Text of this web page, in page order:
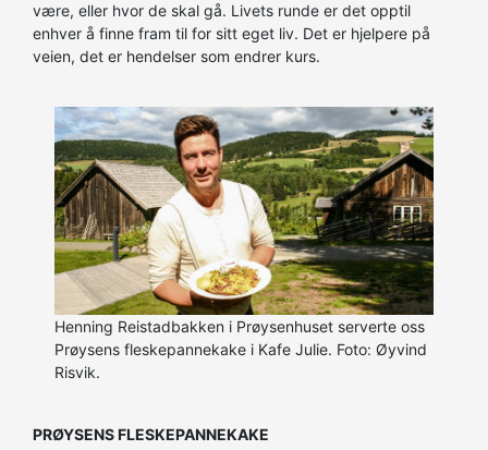
være, eller hvor de skal gå. Livets runde er det opptil
enhver å finne fram til for sitt eget liv. Det er hjelpere på
veien, det er hendelser som endrer kurs.
Henning Reistadbakken i Prøysenhuset serverte oss
Prøysens fleskepannekake i Kafe Julie. Foto: Øyvind
Risvik.
PRØYSENS FLESKEPANNEKAKE